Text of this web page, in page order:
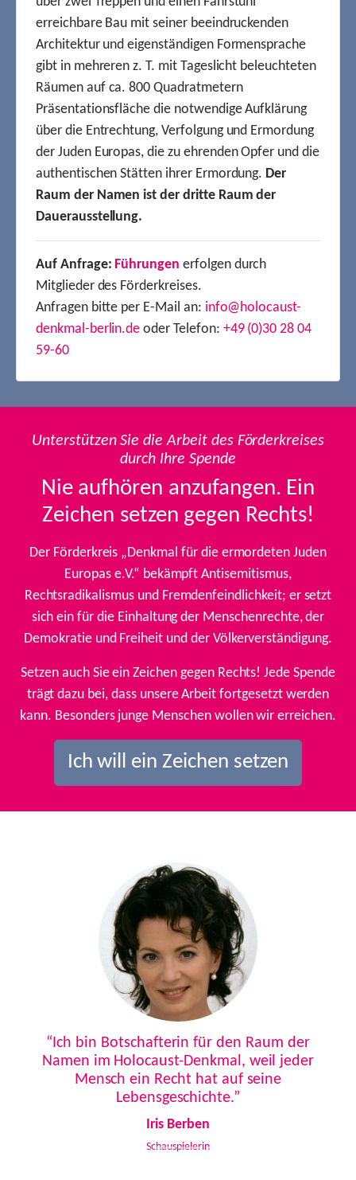
erreichbare Bau mit seiner beeindruckenden
Architektur und eigenständigen Formensprache
gibt in mehreren z. T. mit Tageslicht beleuchteten
Räumen auf ca. 800 Quadratmetern
Präsentationsfläche die notwendige Aufklärung
über die Entrechtung, Verfolgung und Ermordung
der Juden Europas, die zu ehrenden Opfer und die
authentischen Stätten ihrer Ermordung. Der
Raum der Namen ist der dritte Raum der
Dauerausstellung.
Auf Anfrage: Führungen erfolgen durch
Mitglieder des Förderkreises.
Anfragen bitte per E-Mail an: info@holocaust-
denkmal-berlin.de oder Telefon: +49 (0)30 28 04
59-60
Unterstützen Sie die Arbeit des Förderkreises
durch Ihre Spende
Nie aufhören anzufangen. Ein
Zeichen setzen gegen Rechts!
Der Förderkreis „Denkmal für die ermordeten Juden
Europas e.V.“ bekämpft Antisemitismus,
Rechtsradikalismus und Fremdenfeindlichkeit; er setzt
sich ein für die Einhaltung der Menschenrechte, der
Demokratie und Freiheit und der Völkerverständigung.
Setzen auch Sie ein Zeichen gegen Rechts! Jede Spende
trägt dazu bei, dass unsere Arbeit fortgesetzt werden
kann. Besonders junge Menschen wollen wir erreichen.
Ich will ein Zeichen setzen
“Ich bin Botschafterin für den Raum der
Namen im Holocaust-Denkmal, weil jeder
Mensch ein Recht hat auf seine
Lebensgeschichte.”
Iris Berben
Schauspielerin